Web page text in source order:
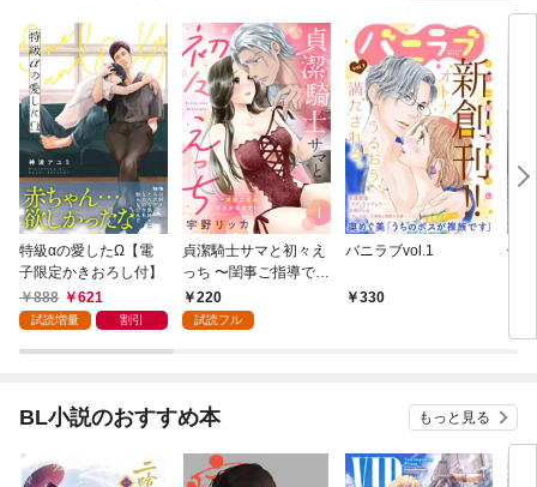
特級αの愛したΩ【電
子限定かきおろし付】
888
621
試読増量 割引
貞潔騎士サマと初々え
っち 〜閨事ご指導でき
かねます！〜（1）
220
試読フル
バニラブvol.1
330
偽
BL小説のおすすめ本 もっと見る